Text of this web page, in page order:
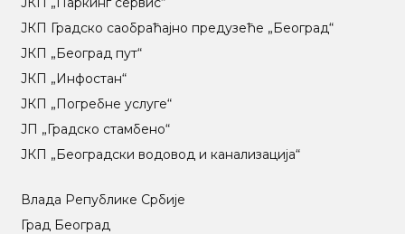
ЈКП Градско саобраћајно предузеће „Београд“
ЈКП „Београд пут“
ЈКП „Инфостан“
ЈКП „Погребне услуге“
ЈП „Градско стамбено“
ЈКП „Београдски водовод и канализација“
Влада Републике Србије
Град Београд